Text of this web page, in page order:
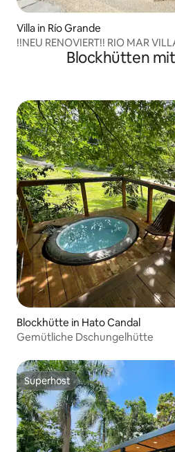
Villa in Río Grande
!!NEU RENOVIERT!!
Blockhütten
Blockhütte in Hato Candal
Gemütliche Dschungelhütte
Superhost
Superhost